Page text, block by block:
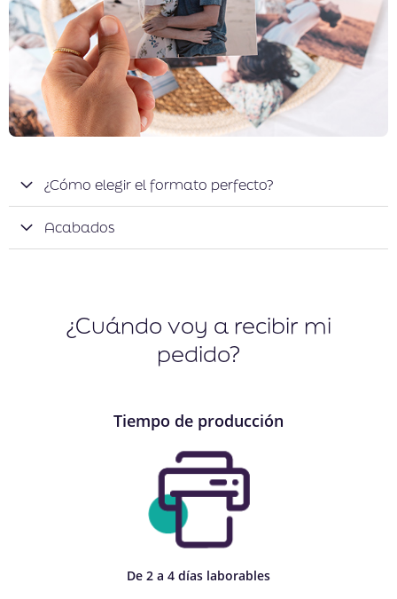
¿Cómo elegir el formato perfecto?
Acabados
¿Cuándo voy a recibir mi
pedido?
Tiempo de producción
De 2 a 4 días laborables